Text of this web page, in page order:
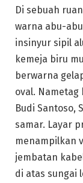
Di sebuah
warna abu-
insinyur sipil
kemeja biru
berwarna
oval. Nametag
Budi Santoso,
samar. Layar
menampilkan
jembatan
di atas sungai